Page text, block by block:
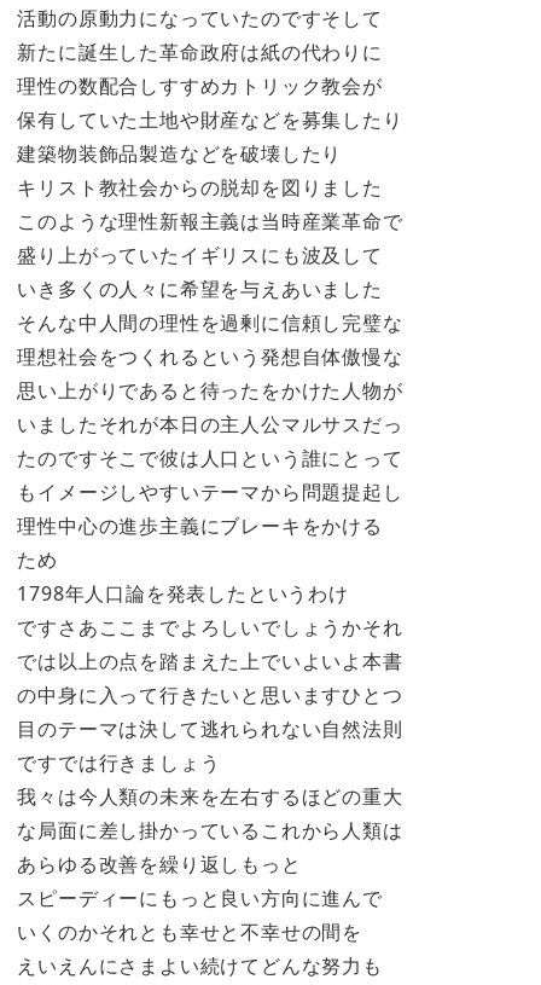
活動の原動力になっていたのですそして
新たに誕生した革命政府は紙の代わりに
理性の数配合しすすめカトリック教会が
保有していた土地や財産などを募集したり
建築物装飾品製造などを破壊したり
キリスト教社会からの脱却を図りました
このような理性新報主義は当時産業革命で
盛り上がっていたイギリスにも波及して
いき多くの人々に希望を与えあいました
そんな中人間の理性を過剰に信頼し完璧な
理想社会をつくれるという発想自体傲慢な
思い上がりであると待ったをかけた人物が
いましたそれが本日の主人公マルサスだっ
たのですそこで彼は人口という誰にとって
もイメージしやすいテーマから問題提起し
理性中心の進歩主義にブレーキをかける
ため
1798年人口論を発表したというわけ
ですさあここまでよろしいでしょうかそれ
では以上の点を踏まえた上でいよいよ本書
の中身に入って行きたいと思いますひとつ
目のテーマは決して逃れられない自然法則
ですでは行きましょう
我々は今人類の未来を左右するほどの重大
な局面に差し掛かっているこれから人類は
あらゆる改善を繰り返しもっと
スピーディーにもっと良い方向に進んで
いくのかそれとも幸せと不幸せの間を
えいえんにさまよい続けてどんな努力も